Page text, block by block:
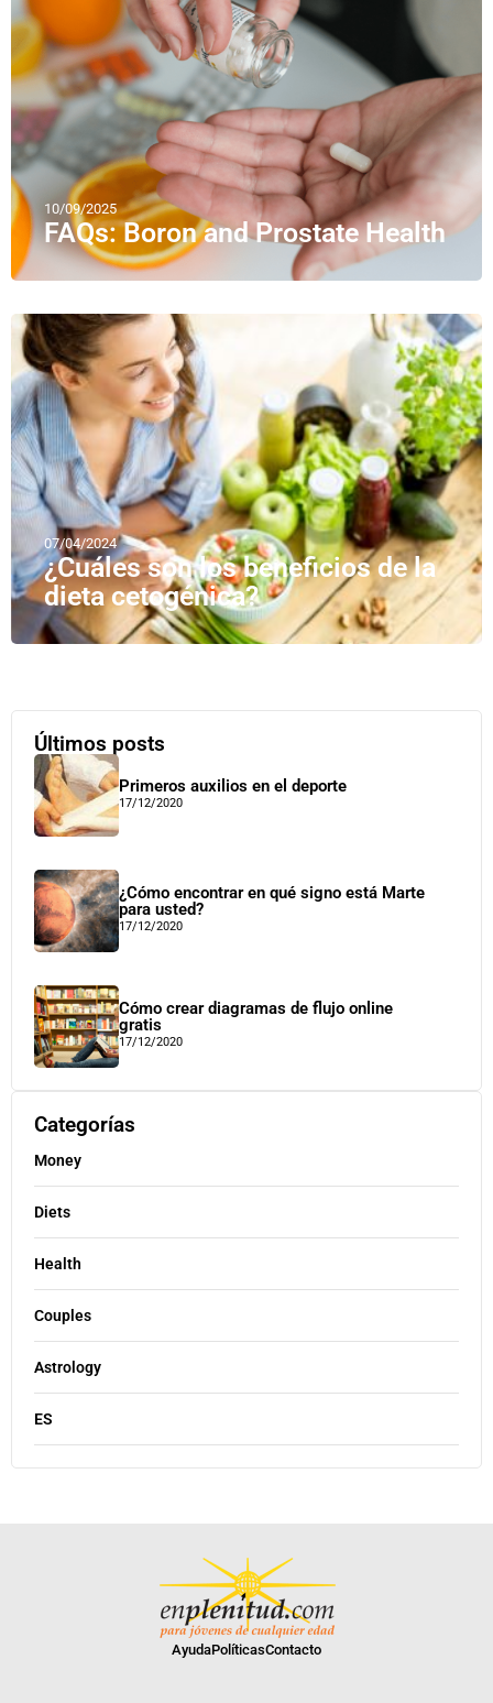
10/09/2025
FAQs: Boron and Prostate Health
07/04/2024
¿Cuáles son los beneficios de la
dieta cetogénica?
Últimos posts
Primeros auxilios en el deporte
17/12/2020
¿Cómo encontrar en qué signo está Marte
para usted?
17/12/2020
Cómo crear diagramas de flujo online
gratis
17/12/2020
Categorías
Money
Diets
Health
Couples
Astrology
ES
AyudaPolíticasContacto